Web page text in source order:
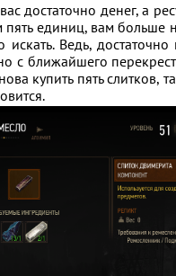
достаточно денег, а
единиц, вам больше
искать. Ведь, достаточно
с ближайшего
купить пять слитков,